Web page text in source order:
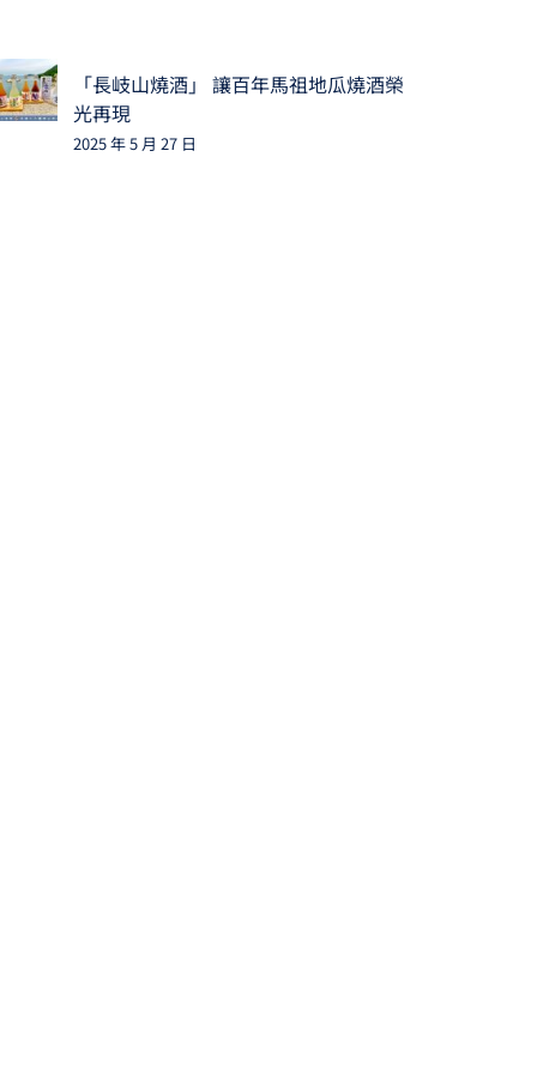
「長岐山燒酒」 讓百年馬祖地瓜燒酒榮
光再現
2025 年 5 月 27 日